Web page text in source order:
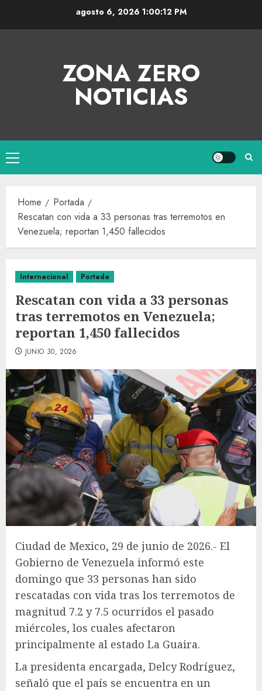
agosto 6, 2026 1:00:12 PM
ZONA ZERO
NOTICIAS
Home
Portada
Rescatan con vida a 33 personas tras terremotos en
Venezuela; reportan 1,450 fallecidos
Internacional Portada
Rescatan con vida a 33 personas
tras terremotos en Venezuela;
reportan 1,450 fallecidos
JUNIO 30, 2026
Ciudad de Mexico, 29 de junio de 2026.- El
Gobierno de Venezuela informó este
domingo que 33 personas han sido
rescatadas con vida tras los terremotos de
magnitud 7.2 y 7.5 ocurridos el pasado
miércoles, los cuales afectaron
principalmente al estado La Guaira.
La presidenta encargada, Delcy Rodríguez,
señaló que el país se encuentra en un